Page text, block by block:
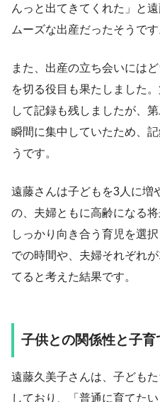
んっと出てきてくれた」と
ムーズな出産だったそうです
また、出産の立ち会いには
を切る役目も果たしました
して記録も残しましたが、
瞬間に集中していたため、
うです。
遠藤さんは子どもを3人に増
の、夫婦ともに高齢になる
しっかり向き合う育児を選
での時間や、夫婦それぞれ
てると考えた結果です。
子供との関係性と子育
遠藤久美子さんは、子ども
しており、「普通に育てた